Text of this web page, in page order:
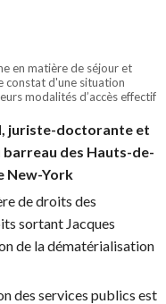
en matière de séjour et
constat d'une situation
modalités d’accès effectif
juriste-doctorante et
des Hauts-de-
New-York
de droits des
sortant Jacques
de la dématérialisation
des services publics est